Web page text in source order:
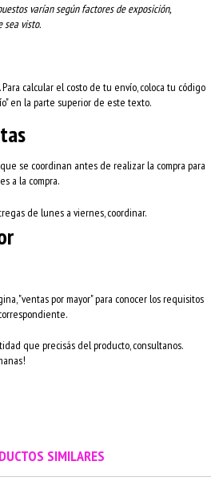
varían según factores de exposición,
sea visto.
calcular el costo de tu envío, coloca tu código
en la parte superior de este texto.
se coordinan antes de realizar la compra para
a la compra.
de lunes a viernes, coordinar.
"ventas por mayor" para conocer los requisitos
que precisás del producto, consultanos.
SIMILARES